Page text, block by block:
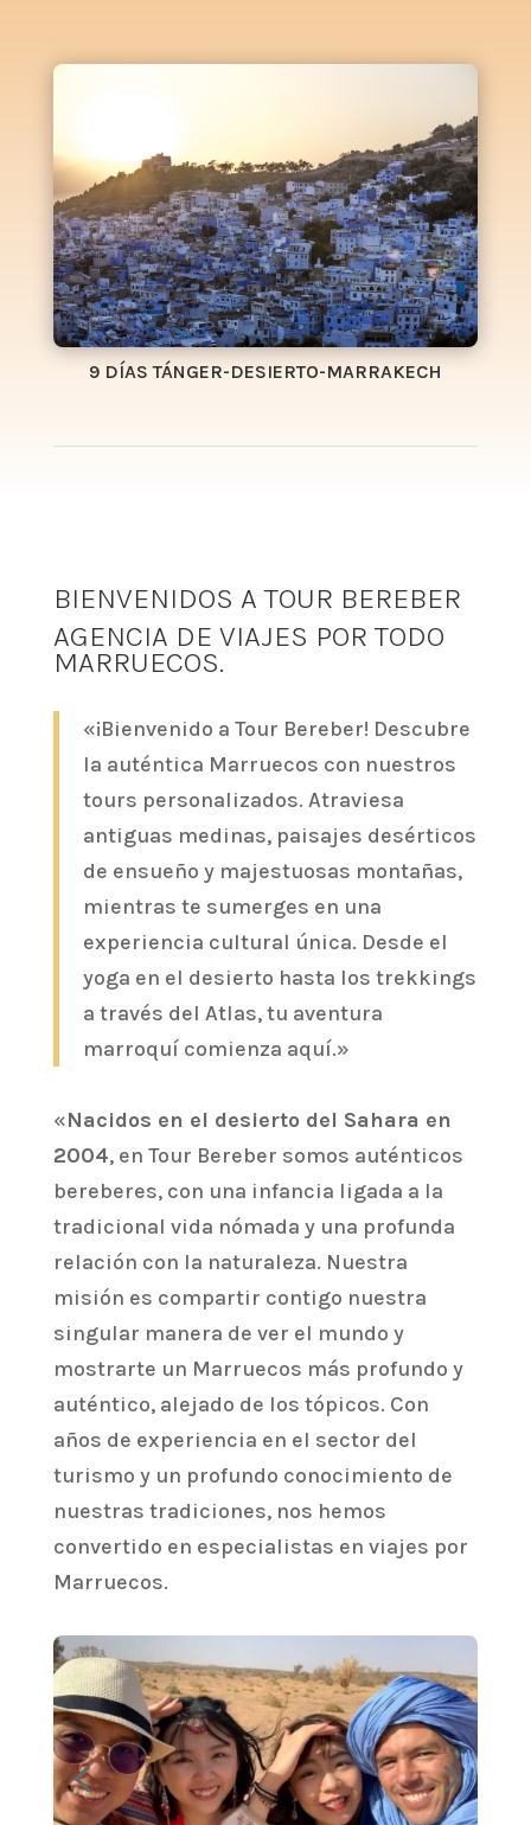
9 DÍAS TÁNGER-DESIERTO-MARRAKECH
BIENVENIDOS A TOUR BEREBER
AGENCIA DE VIAJES POR TODO
MARRUECOS.
«¡Bienvenido a Tour Bereber! Descubre
la auténtica Marruecos con nuestros
tours personalizados. Atraviesa
antiguas medinas, paisajes desérticos
de ensueño y majestuosas montañas,
mientras te sumerges en una
experiencia cultural única. Desde el
yoga en el desierto hasta los trekkings
a través del Atlas, tu aventura
marroquí comienza aquí.»
«Nacidos en el desierto del Sahara en
2004, en Tour Bereber somos auténticos
bereberes, con una infancia ligada a la
tradicional vida nómada y una profunda
relación con la naturaleza. Nuestra
misión es compartir contigo nuestra
singular manera de ver el mundo y
mostrarte un Marruecos más profundo y
auténtico, alejado de los tópicos. Con
años de experiencia en el sector del
turismo y un profundo conocimiento de
nuestras tradiciones, nos hemos
convertido en especialistas en viajes por
Marruecos.